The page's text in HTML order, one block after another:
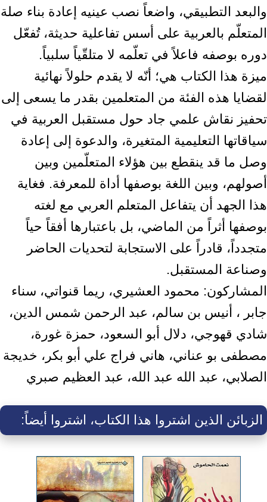
والبعد التطبيقي، واضعاً نصب عينيه إعادة بناء صلة
المتعلّم بالعربية على أسس تفاعلية حديثة، تُفعّل
دوره بوصفه فاعلاً في تعلّمه لا متلقّياً سلبياً.
ميزة هذا الكتاب هي؛ أنّه لا يقدم حلولاً نهائية
لقضايا هذه الفئة من المتعلمين بقدر ما يسعى إلى
تحفيز نقاش علمي جاد حول مستقبل العربية في
سياقاتها التعليمية المتغيرة، والدعوة إلى إعادة
وصل ما قد ينقطع بين هؤلاء المتعلّمين وبين
أصولهم، وبين اللغة بوصفها أداة للمعرفة. فغاية
هذا الجهد أن يتفاعل المتعلم العربي مع لغته
بوصفها أثراً من الماضي، بل باعتبارها أفقاً حياً
متجدداً، قادراً على الاستجابة لتحديات الحاضر
وصناعة المستقبل.
المشاركون: محمود العشيري، ريما قنواتي، سناء
جابر ، أنيس بن سالم، عبد الرحمن شمس الدين،
شادي قهوجي، دلال أبو السعود، حمزة غورة،
مصطفى بو عناني، هاني فراج علي أبو بكر، خديجة
الصلابي، عبد الله عبد الله، عبد العظيم صبري
الزبائن الذين اشتروا هذا الكتاب، اشتروا أيضاً: